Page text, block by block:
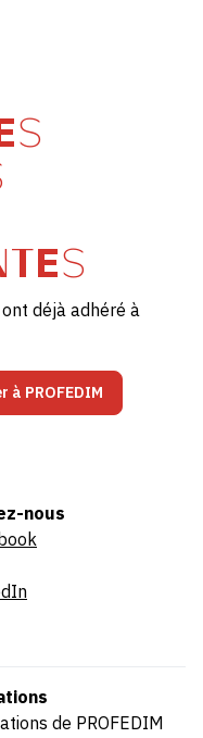
déjà adhéré à
à PROFEDIM
nous
de PROFEDIM